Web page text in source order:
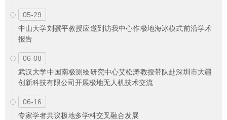
05-29
中山大学刘骥平教授应邀到访我中心作极地海冰模式前沿学术
报告
06-08
武汉大学中国南极测绘研究中心艾松涛教授带队赴深圳市大疆
创新科技有限公司开展极地无人机技术交流
06-16
专家学者共议极地多学科交叉融合发展